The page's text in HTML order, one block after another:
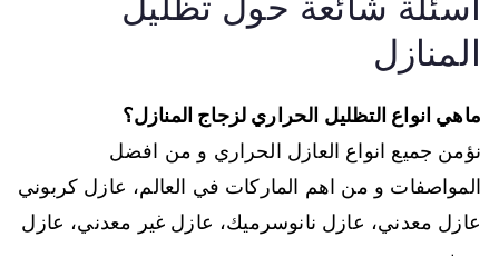
المنازل
ماهي انواع التظليل الحراري لزجاج المنازل؟
نؤمن جميع انواع العازل الحراري و من افضل
المواصفات و من اهم الماركات في العالم، عازل كربوني
عازل معدني، عازل نانوسرميك، عازل غير معدني، عازل